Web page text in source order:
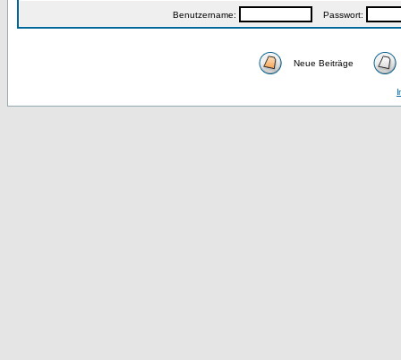
Benutzername: Passwort:
Neue Beiträge